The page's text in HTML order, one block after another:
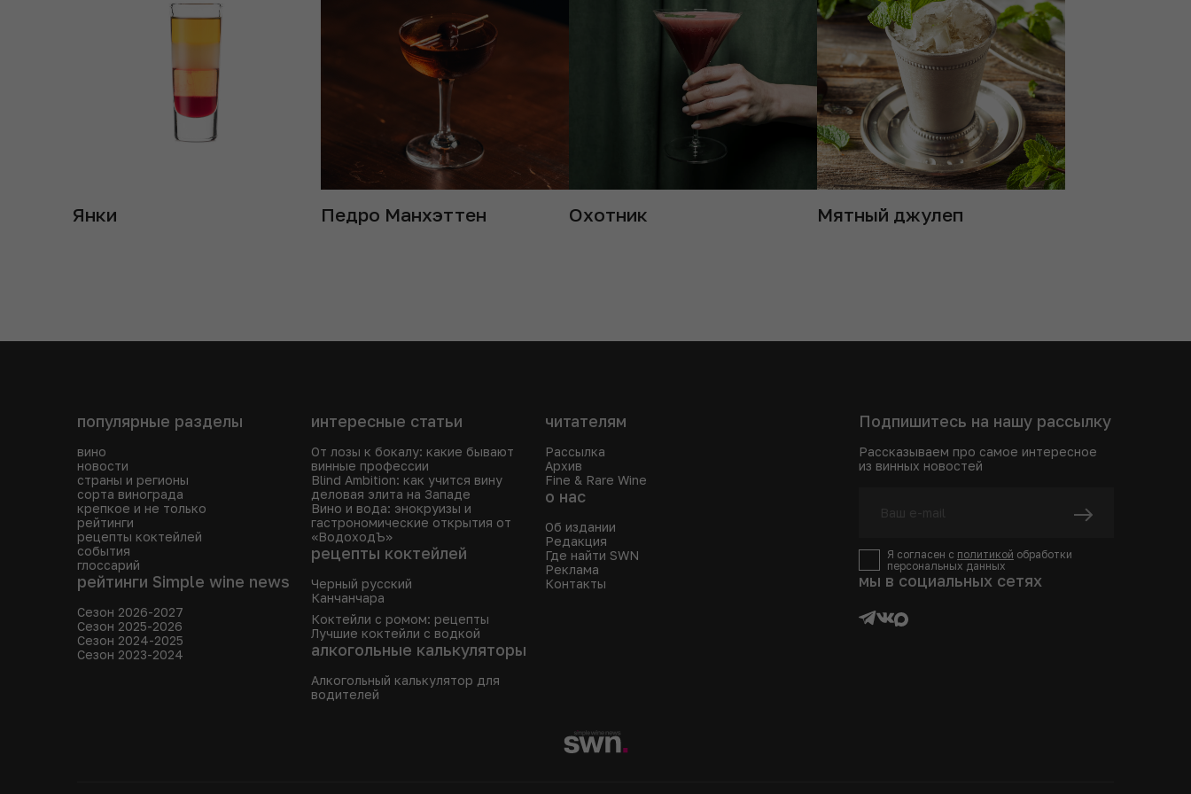
Янки Педро Манхэттен Охотник Мятный джулеп
популярные разделы
вино
новости
страны и регионы
сорта винограда
крепкое и не только
рейтинги
рецепты коктейлей
события
глоссарий
рейтинги Simple wine news
Сезон 2026-2027
Сезон 2025-2026
Сезон 2024-2025
Сезон 2023-2024
интересные статьи
От лозы к бокалу: какие бывают
винные профессии
Blind Ambition: как учится вину
деловая элита на Западе
Вино и вода: энокруизы и
гастрономические открытия от
«ВодоходЪ»
рецепты коктейлей
Черный русский
Канчанчара
Коктейли с ромом: рецепты
Лучшие коктейли с водкой
алкогольные калькуляторы
Алкогольный калькулятор для
водителей
читателям
Рассылка
Архив
Fine & Rare Wine
о нас
Об издании
Редакция
Где найти SWN
Реклама
Контакты
Подпишитесь на нашу рассылку
Рассказываем про самое интересное
из винных новостей
Я согласен с политикой обработки
персональных данных
мы в социальных сетях